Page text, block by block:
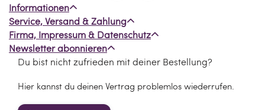
Informationen
Service, Versand & Zahlung
Firma, Impressum & Datenschutz
Newsletter abonnieren
Du bist nicht zufrieden mit deiner Bestellung?
Hier kannst du deinen Vertrag problemlos wiederrufen.